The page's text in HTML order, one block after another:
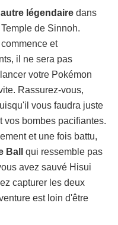
légendaire dans
de Sinnoh.
et
il ne sera pas
votre Pokémon
Rassurez-vous,
vous faudra juste
vos bombes pacifiantes.
et une fois battu,
Ball
qui ressemble pas
avez sauvé Hisui
capturer les deux
est loin d'être